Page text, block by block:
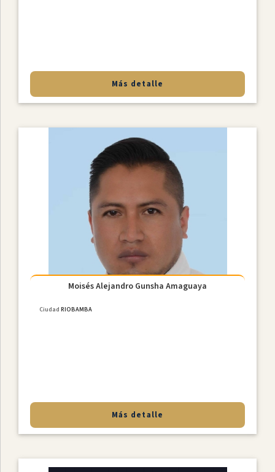
Más detalle
Moisés Alejandro Gunsha Amaguaya
Ciudad RIOBAMBA
Más detalle